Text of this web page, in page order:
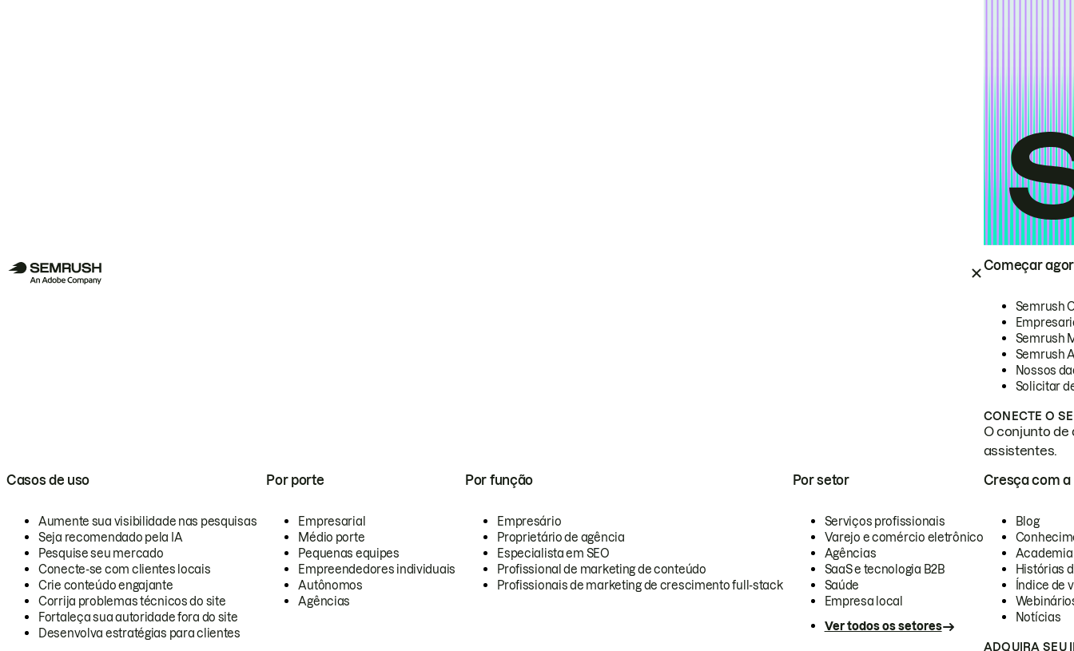
Começar
Semrush
Semrush
Semrush
Nossos
Solicitar
CONECTE O
O conjunto de
assistentes.
Casos de uso
Aumente sua visibilidade nas pesquisas
Seja recomendado pela IA
Pesquise seu mercado
Conecte-se com clientes locais
Crie conteúdo engajante
Corrija problemas técnicos do site
Fortaleça sua autoridade fora do site
Desenvolva estratégias para clientes
Por porte
Empresarial
Médio porte
Pequenas equipes
Empreendedores individuais
Autônomos
Agências
Por função
Empresário
Proprietário de agência
Especialista em SEO
Profissional de marketing de conteúdo
Profissionais de marketing de crescimento full-stack
Por setor
Serviços profissionais
Varejo e comércio eletrônico
Agências
SaaS e tecnologia B2B
Saúde
Empresa local
Ver todos os setores
Cresça com a
Blog
Academia
Histórias
Índice de
Notícias
ADQUIRA SEU